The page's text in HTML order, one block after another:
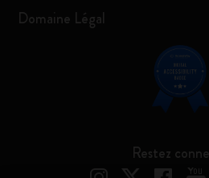
Domaine Légal
Restez